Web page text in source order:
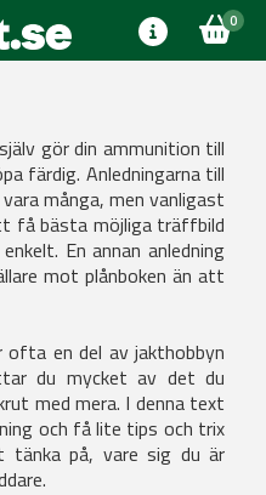
0
gör din ammunition till
färdig. Anledningarna till
många, men vanligast
få bästa möjliga träffbild
En annan anledning
mot plånboken än att
en del av jakthobbyn
du mycket av det du
med mera. I denna text
och få lite tips och trix
på, vare sig du är